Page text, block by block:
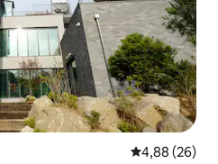
4,88 de uma
4,88 (26)